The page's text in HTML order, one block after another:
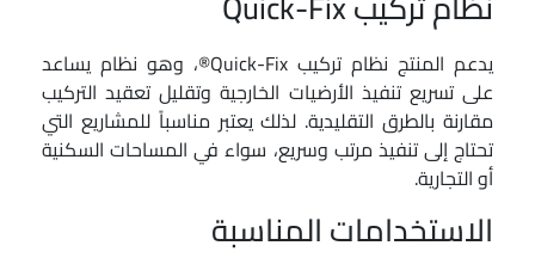
يدعم المنتج نظام تركيب Quick-Fix®، وهو نظام يساعد
على تسريع تنفيذ الأرضيات الخارجية وتقليل تعقيد التركيب
مقارنة بالطرق التقليدية. لذلك يعتبر مناسباً للمشاريع التي
تحتاج إلى تنفيذ مرتب وسريع، سواء في المساحات السكنية
أو التجارية.
الاستخدامات المناسبة